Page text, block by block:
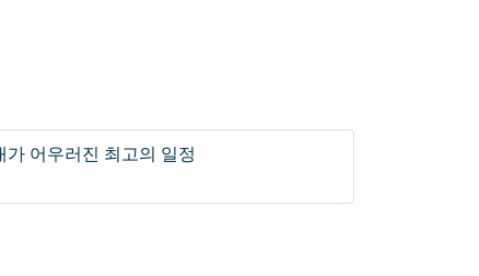
어우러진 최고의 일정